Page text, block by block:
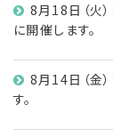
8月18日（火
に開催します。
8月14日（金
す。